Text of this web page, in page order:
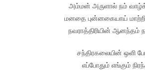
அம்மன் அருளால் நம்
மனதை புன்னகையாய் மாற்றி
நவராத்திரியின் ஆனந்தம்
சந்திரகலையின் ஒளி
எப்போதும் எங்கும்